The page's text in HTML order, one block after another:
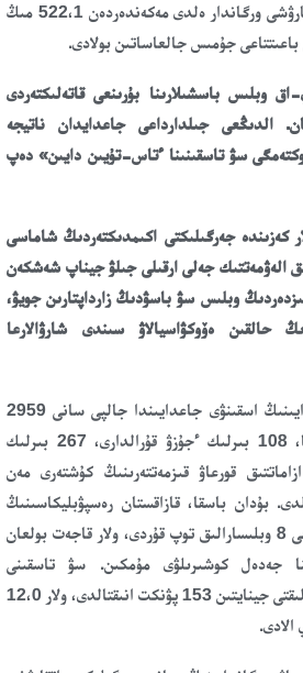
بۇگىنگى كۇنى جەرگىلىكتى اتقارۋشى ورگاندار ەلدى مەكەندەردەن 522،1 مىڭ
جۇمىس جالعاساتىن بولادى.
وبلىس باسشىلارىنا بۇرىنعى قاتەلىكتەردى
الدىڭعى جىلدارداعى جاعدايدان ناتيجە
سۋ تاسقىنىنا ءتاس-تۇيىن دايىن» دەپ
كەزىندە جەرگىلىكتى اكىمدىكتەردىڭ شاماسى
الەۋمەتتىك جەلى ارقىلى جىلۋ جيناپ شەشكەن
وبلىس سۋ باسۋدىڭ زارداپتارىن جويۋ،
حالقىن ەۆوكۋاسيالاۋ سىندى شارۋالارعا
وبلىستاعى سۋ تاسقىنى جاعدايىنىڭ اسقىنۋى جاعدايىندا جالپى سانى 2959
ادام، 1078 بىرلىك تەحنيكا، 108 بىرلىك ءجۇزۋ قۇرالدارى، 267 بىرلىك
قورعاۋ قىزمەتتەرىنىڭ كۇشتەرى مەن
بۇدان باسقا، قازاقستان رەسپۋبليكاسىنىڭ
توتەنشە جاعدايلار مينيسترلىگى 8 وبلىسارالىق توپ قۇردى، ولار قاجەت بولعان
جەدەل كوشىرىلۋى مۇمكىن. سۋ تاسقىنى
كەزەڭىندە زارداپ شەككەن حالىقتى جينايتىن 153 پۋنكت انىقتالدى، ولار 12،0
الادى.